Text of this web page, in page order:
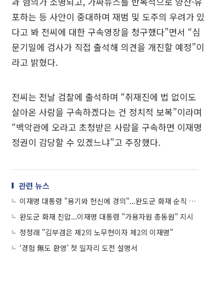
포하는 등 사안이 중대하며 재범 및 도주의 우려가 있
다고 봐 전씨에 대한 구속영장을 청구했다”면서 “심
문기일에 검사가 직접 출석해 의견을 개진할 예정”이
라고 밝혔다.
전씨는 전날 검찰에 출석하며 “취재진에 법 없이도
살아온 사람을 구속하겠다는 건 정치적 보복”이라며
“백악관에 오라고 초청받은 사람을 구속하면 이재명
정권이 감당할 수 있겠느냐”고 주장했다.
관련 뉴스
이재명 대통령 "용기와 헌신에 경의"...완도군 화재 순직 소방관 '애도'
완도군 화재 진압...이재명 대통령 "가용자원 총동원" 지시
정청래 "김부겸은 제2의 노무현이자 제2의 이재명"
‘경험 無도 환영’ 첫 일자리 도전 설명서